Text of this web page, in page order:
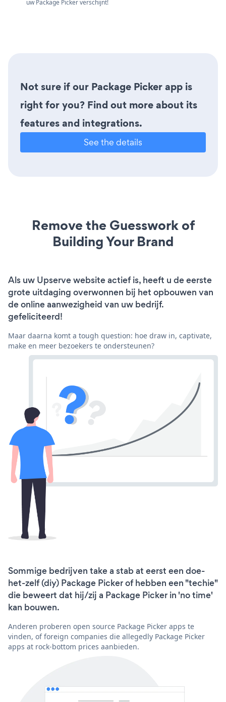
uw Package Picker verschijnt!
Not sure if our Package Picker app is
right for you? Find out more about its
features and integrations.
See the details
Remove the Guesswork of
Building Your Brand
Als uw Upserve website actief is, heeft u de eerste
grote uitdaging overwonnen bij het opbouwen van
de online aanwezigheid van uw bedrijf.
gefeliciteerd!
Maar daarna komt a tough question: hoe draw in, captivate,
make en meer bezoekers te ondersteunen?
Sommige bedrijven take a stab at eerst een doe-
het-zelf (diy) Package Picker of hebben een "techie"
die beweert dat hij/zij a Package Picker in 'no time'
kan bouwen.
Anderen proberen open source Package Picker apps te
vinden, of foreign companies die allegedly Package Picker
apps at rock-bottom prices aanbieden.